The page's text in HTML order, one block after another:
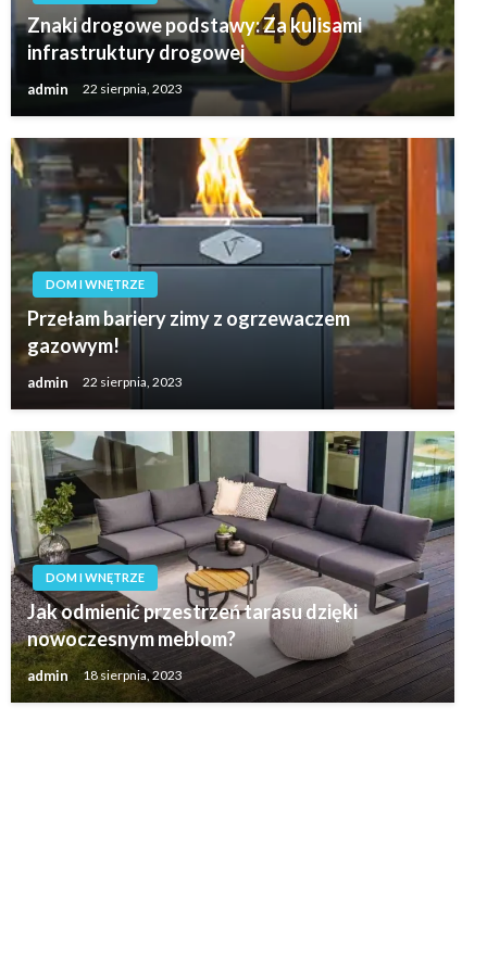
Znaki drogowe podstawy: Za kulisami
infrastruktury drogowej
admin 22 sierpnia, 2023
DOM I WNĘTRZE
Przełam bariery zimy z ogrzewaczem
gazowym!
admin 22 sierpnia, 2023
DOM I WNĘTRZE
Jak odmienić przestrzeń tarasu dzięki
nowoczesnym meblom?
admin 18 sierpnia, 2023